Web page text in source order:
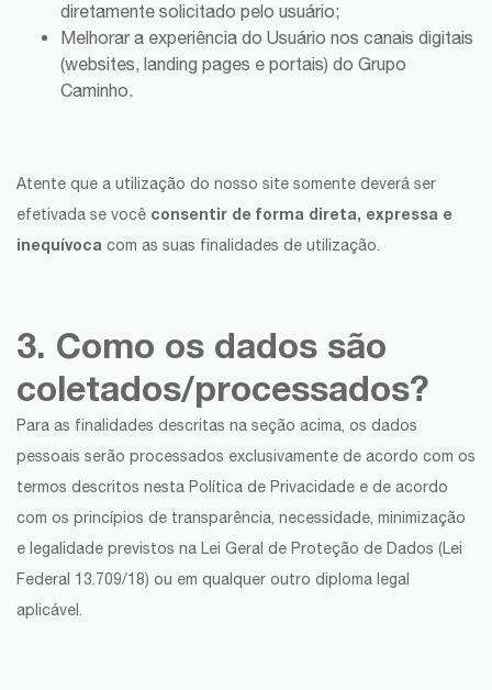
diretamente solicitado pelo usuário;
Melhorar a experiência do Usuário nos canais digitais
(websites, landing pages e portais) do Grupo
Caminho.
Atente que a utilização do nosso site somente deverá ser
efetivada se você consentir de forma direta, expressa e
inequívoca com as suas finalidades de utilização.
3. Como os dados são
coletados/processados?
Para as finalidades descritas na seção acima, os dados
pessoais serão processados exclusivamente de acordo com os
termos descritos nesta Política de Privacidade e de acordo
com os princípios de transparência, necessidade, minimização
e legalidade previstos na Lei Geral de Proteção de Dados (Lei
Federal 13.709/18) ou em qualquer outro diploma legal
aplicável.